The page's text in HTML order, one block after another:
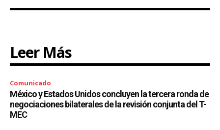
Leer Más
Comunicado
México y Estados Unidos concluyen la tercera ronda de
negociaciones bilaterales de la revisión conjunta del T-
MEC